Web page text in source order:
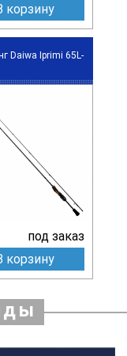
корзину
Daiwa Iprimi 65L-
под заказ
корзину